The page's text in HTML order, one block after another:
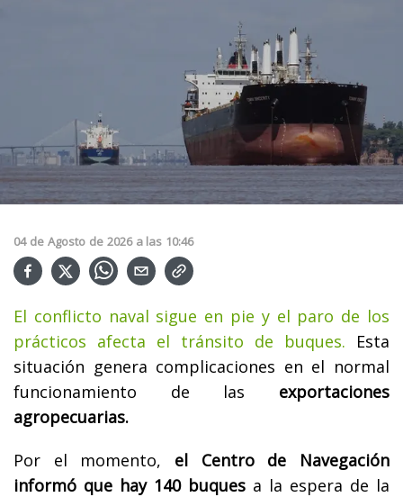
04 de Agosto de 2026 a las 10:46
El conflicto naval sigue en pie y el paro de los
prácticos afecta el tránsito de buques. Esta
situación genera complicaciones en el normal
funcionamiento de las exportaciones
agropecuarias.
Por el momento, el Centro de Navegación
informó que hay 140 buques a la espera de la